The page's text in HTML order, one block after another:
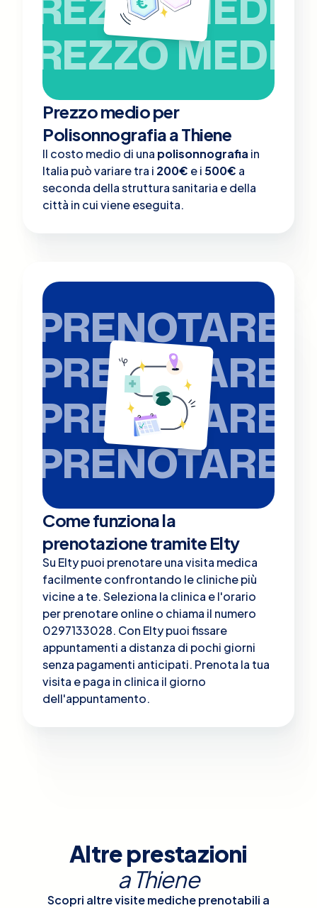
PREZZO MEDIO
Prezzo medio per
Polisonnografia a Thiene
Il costo medio di una polisonnografia in
Italia può variare tra i 200€ e i 500€ a
seconda della struttura sanitaria e della
città in cui viene eseguita.
PRENOTARE
PRENOTARE
PRENOTARE
PRENOTARE
Come funziona la
prenotazione tramite Elty
Su Elty puoi prenotare una visita medica
facilmente confrontando le cliniche più
vicine a te. Seleziona la clinica e l'orario
per prenotare online o chiama il numero
0297133028. Con Elty puoi fissare
appuntamenti a distanza di pochi giorni
senza pagamenti anticipati. Prenota la tua
visita e paga in clinica il giorno
dell'appuntamento.
Altre prestazioni
a Thiene
Scopri altre visite mediche prenotabili a